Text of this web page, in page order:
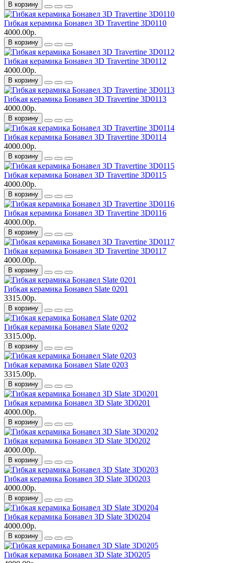
В корзину
Гибкая керамика Бонавел 3D Travertine 3D0110
4000.00р.
В корзину
Гибкая керамика Бонавел 3D Travertine 3D0112
4000.00р.
В корзину
Гибкая керамика Бонавел 3D Travertine 3D0113
4000.00р.
В корзину
Гибкая керамика Бонавел 3D Travertine 3D0114
4000.00р.
В корзину
Гибкая керамика Бонавел 3D Travertine 3D0115
4000.00р.
В корзину
Гибкая керамика Бонавел 3D Travertine 3D0116
4000.00р.
В корзину
Гибкая керамика Бонавел 3D Travertine 3D0117
4000.00р.
В корзину
Гибкая керамика Бонавел Slate 0201
3315.00р.
В корзину
Гибкая керамика Бонавел Slate 0202
3315.00р.
В корзину
Гибкая керамика Бонавел Slate 0203
3315.00р.
В корзину
Гибкая керамика Бонавел 3D Slate 3D0201
4000.00р.
В корзину
Гибкая керамика Бонавел 3D Slate 3D0202
4000.00р.
В корзину
Гибкая керамика Бонавел 3D Slate 3D0203
4000.00р.
В корзину
Гибкая керамика Бонавел 3D Slate 3D0204
4000.00р.
В корзину
Гибкая керамика Бонавел 3D Slate 3D0205